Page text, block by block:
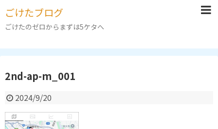
ごけたブログ
ごけたのゼロからまずは5ケタへ
2nd-ap-m_001
2024/9/20